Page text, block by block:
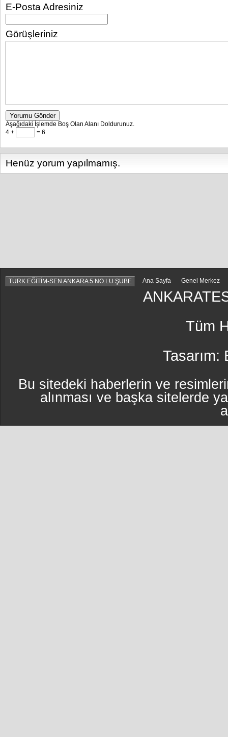
E-Posta Adresiniz
Görüşleriniz
Yorumu Gönder
Aşağıdaki İşlemde Boş Olan Alanı Doldurunuz.
4 +
= 6
Henüz yorum yapılmamış.
TÜRK EĞİTİM-SEN ANKARA 5 NO.LU ŞUBE Ana Sayfa Genel Merkez
Tüm
Tasarım:
Bu sitedeki haberlerin ve
alınması ve başka sitelerde